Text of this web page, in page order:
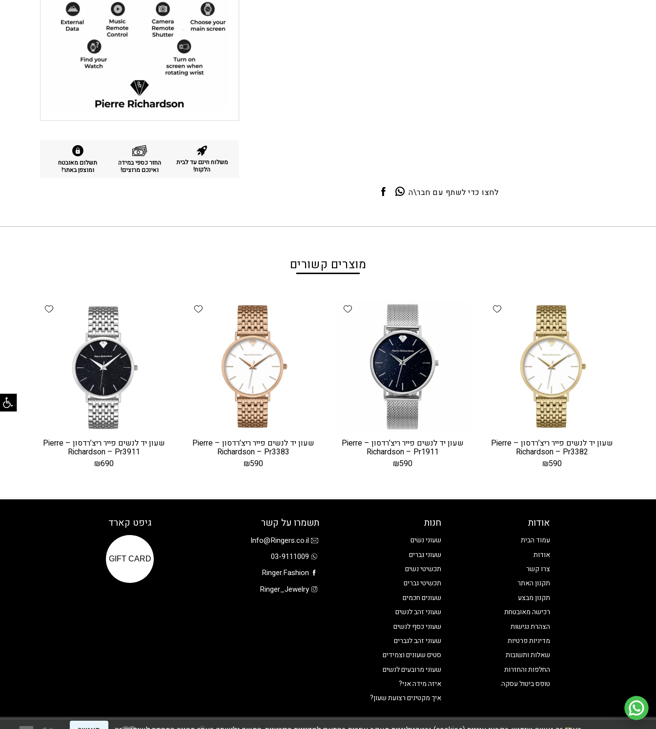
משלוח חינם עד לבית
הלקוח!
החזר כספי במידה
ואינכם מרוצים!
תשלום מאובטח
ומוצפן באתר!
לחצו כדי לשתף עם חבר\ה
מוצרים קשורים
Add wishlist
שעון יד לנשים פייר ריצ’רדסון – Pierre
Richardson – Pr3382
₪590
Add wishlist
שעון יד לנשים פייר ריצ’רדסון – Pierre
Richardson – Pr1911
₪590
Add wishlist
שעון יד לנשים פייר ריצ’רדסון – Pierre
Richardson – Pr3383
₪590
Add wishlist
שעון יד לנשים פייר ריצ’רדסון – Pierre
Richardson – Pr3911
₪690
אודות
עמוד הבית
אודות
צרו קשר
תקנון האתר
תקנון מבצע
רכישה מאובטחת
הצהרת נגישות
מדיניות פרטיות
שאלות ותשובות
החלפות והחזרות
טופס ביטול עסקה
חנות
שעוני נשים
שעוני גברים
תכשיטי נשים
תכשיטי גברים
שעונים חכמים
שעוני זהב לנשים
שעוני כסף לנשים
שעוני זהב לגברים
סטים שעונים וצמידים
שעוני מרובעים לנשים
איזה מידה אני?
איך מקטינים רצועת שעון?
תשמרו על קשר
Info@Ringers.co.il
03-9111009
Ringer.Fashion
Ringer_Jewelry
גיפט קארד
GIFT CARD